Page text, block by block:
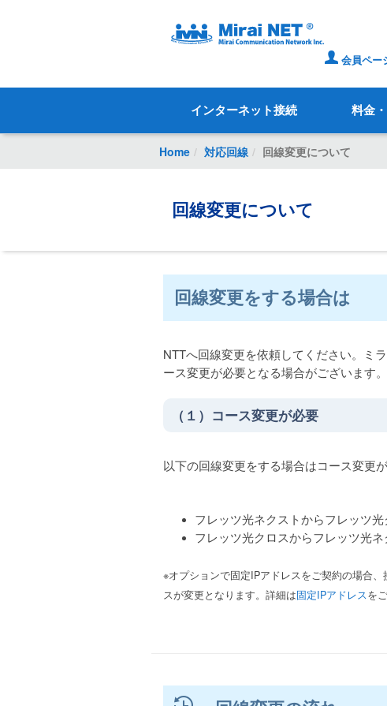
会員ペー
インターネット接続
有料オプション
インターネット接続 料金
Home 対応回線 回線変更について
回線変更について
回線変更をする場合は
NTTへ回線変更を依頼してください。ミ
ース変更が必要となる場合がございます
（１）コース変更が必要
以下の回線変更をする場合はコース変更が
フレッツ光ネクストからフレッツ
フレッツ光クロスからフレッツ光
※オプションで固定IPアドレスをご契約の場合
スが変更となります。詳細は固定IPアドレスを